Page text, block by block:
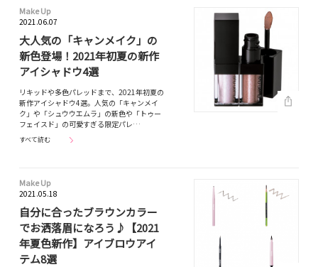
Make Up
2021.06.07
大人気の「キャンメイク」の
新色登場！2021年初夏の新作
アイシャドウ4選
リキッドや多色パレッドまで、2021年初夏の
新作アイシャドウ4選。人気の「キャンメイ
ク」や「シュウウエムラ」の新色や「トゥー
フェイスド」の可愛すぎる限定パレ…
すべて読む
Make Up
2021.05.18
自分に合ったブラウンカラー
でお洒落眉になろう♪【2021
年夏色新作】アイブロウアイ
テム8選